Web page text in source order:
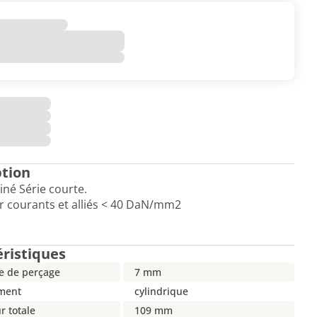
Série courte.
courants et alliés < 40 DaN/mm2
de perçage
7 mm
cylindrique
totale
109 mm